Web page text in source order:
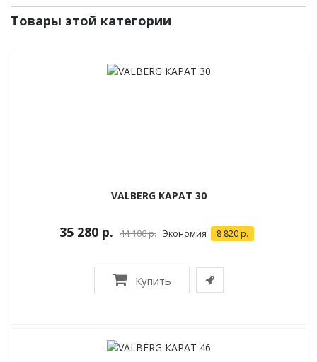
Товары этой категории
VALBERG КАРАТ 30
35 280 р. 44 100 р. Экономия 8 820 р.
Купить